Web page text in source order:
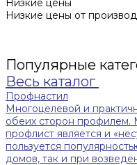
Низкие цены
Низкие цены от
Популярные
Весь каталог
Профнастил
Многоцелевой и
обеих сторон профилем.
профлист является и
пользуется
домов, так и при